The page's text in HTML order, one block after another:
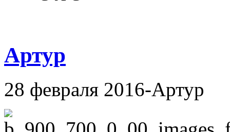
Артур
28 февраля 2016-Артур